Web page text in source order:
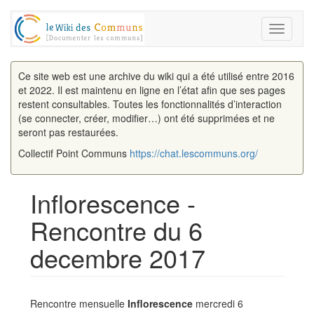
Toggle
Ce site web est une archive du wiki qui a été utilisé entre 2016
et 2022. Il est maintenu en ligne en l’état afin que ses pages
restent consultables. Toutes les fonctionnalités d’interaction
(se connecter, créer, modifier…) ont été supprimées et ne
seront pas restaurées.
Collectif Point Communs https://chat.lescommuns.org/
Inflorescence -
Rencontre du 6
decembre 2017
Rencontre mensuelle Inflorescence mercredi 6